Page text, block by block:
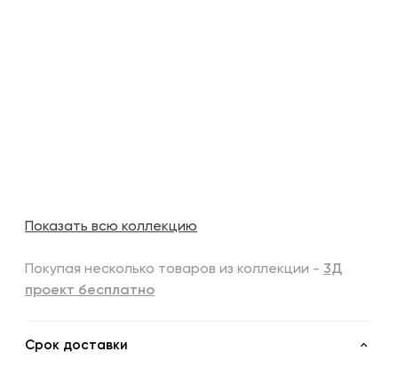
Показать всю коллекцию
Покупая несколько товаров из коллекции - 3Д
проект бесплатно
Срок доставки